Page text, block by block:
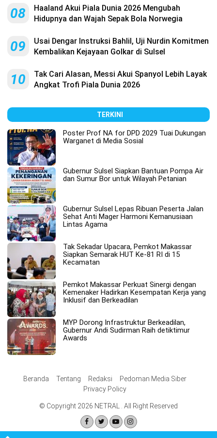
08
Haaland Akui Piala Dunia 2026 Mengubah
Hidupnya dan Wajah Sepak Bola Norwegia
09
Usai Dengar Instruksi Bahlil, Uji Nurdin Komitmen
Kembalikan Kejayaan Golkar di Sulsel
10
Tak Cari Alasan, Messi Akui Spanyol Lebih Layak
Angkat Trofi Piala Dunia 2026
TERKINI
Poster Prof NA for DPD 2029 Tuai Dukungan
Warganet di Media Sosial
Gubernur Sulsel Siapkan Bantuan Pompa Air
dan Sumur Bor untuk Wilayah Petanian
Gubernur Sulsel Lepas Ribuan Peserta Jalan
Sehat Anti Mager Harmoni Kemanusiaan
Lintas Agama
Tak Sekadar Upacara, Pemkot Makassar
Siapkan Semarak HUT Ke-81 RI di 15
Kecamatan
Pemkot Makassar Perkuat Sinergi dengan
Kemenaker Hadirkan Kesempatan Kerja yang
Inklusif dan Berkeadilan
MYP Dorong Infrastruktur Berkeadilan,
Gubernur Andi Sudirman Raih detiktimur
Awards
Beranda Tentang Redaksi
Pedoman Media Siber
Privacy Policy
© Copyright 2026 NETRAL . All Right Reserved